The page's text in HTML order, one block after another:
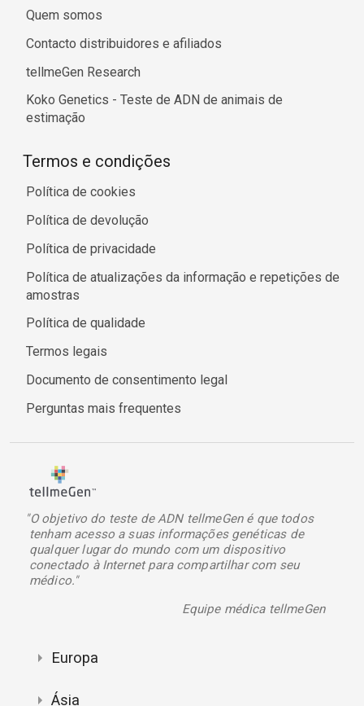
Quem somos
Contacto distribuidores e afiliados
tellmeGen Research
Koko Genetics - Teste de ADN de animais de
estimação
Termos e condições
Política de cookies
Política de devolução
Política de privacidade
Política de atualizações da informação e repetições de
amostras
Política de qualidade
Termos legais
Documento de consentimento legal
Perguntas mais frequentes
"O objetivo do teste de ADN tellmeGen é que todos
tenham acesso a suas informações genéticas de
qualquer lugar do mundo com um dispositivo
conectado à Internet para compartilhar com seu
médico."
Equipe médica tellmeGen
Europa
Ásia